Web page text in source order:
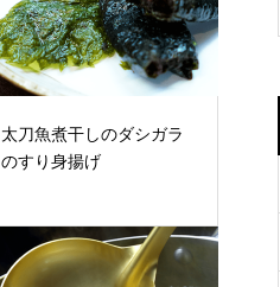
太刀魚煮干しのダシガラ
のすり身揚げ